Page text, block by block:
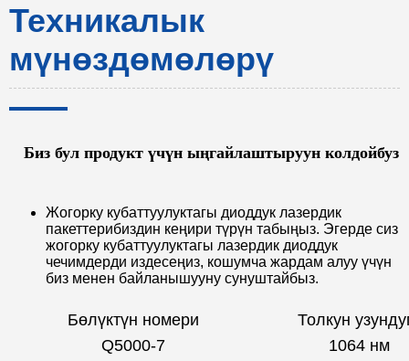
Техникалык
мүнөздөмөлөрү
Биз бул продукт үчүн ыңгайлаштыруун колдойбуз
Жогорку кубаттуулуктагы диоддук лазердик
пакеттерибиздин кеңири түрүн табыңыз. Эгерде сиз
жогорку кубаттуулуктагы лазердик диоддук
чечимдерди издесеңиз, кошумча жардам алуу үчүн
биз менен байланышууну сунуштайбыз.
Бөлүктүн номери
Толкун
Q5000-7
1064 нм